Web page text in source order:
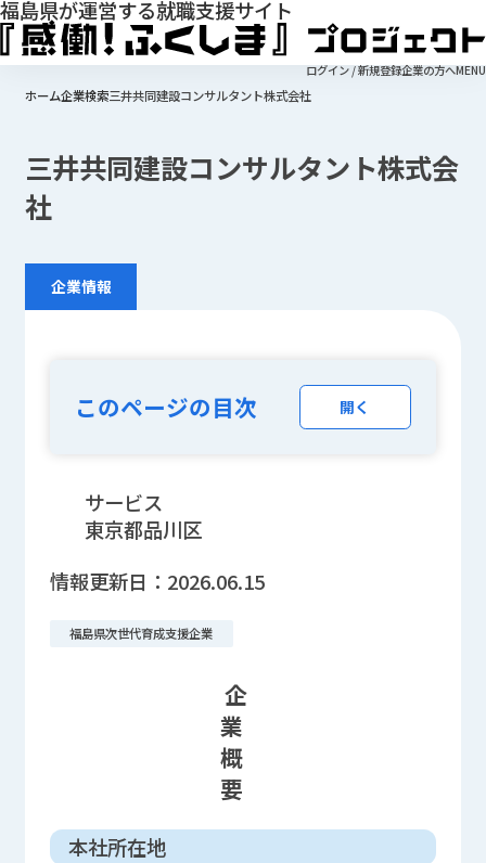
福島県が運営する就職支援サイト
ログイン / 新規登録企業の方へMENU
ホーム企業検索三井共同建設コンサルタント株式会社
三井共同建設コンサルタント株式会
社
企業情報
このページの目次 開く
サービス
東京都品川区
情報更新日： 2026.06.15
福島県次世代育成支援企業
企
業
概
要
本社所在地